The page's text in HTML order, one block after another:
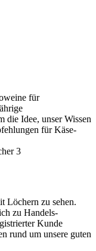
für
die Idee, unser Wissen
für Käse-
zu Handels-
Kunde
rund um unsere guten